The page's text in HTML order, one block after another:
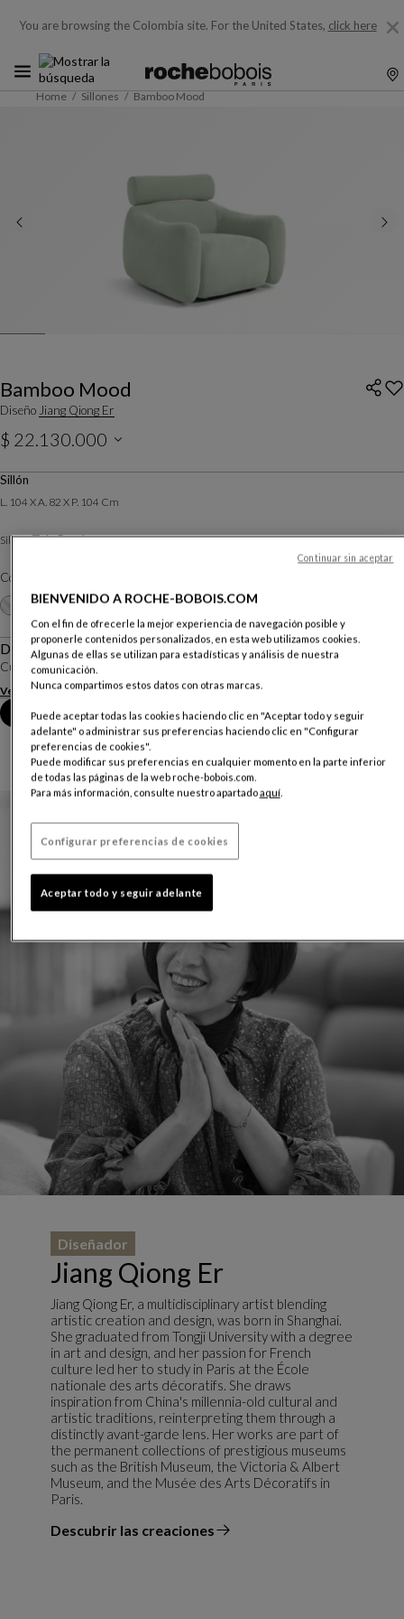
You are browsing the Colombia site. For the United States, click here
Home Sillones Bamboo Mood
Bamboo Mood
Diseño Jiang Qiong Er
$ 22.130.000
IVA incluido
Sillón
L. 104 X A. 82 X P. 104 Cm
Sillon :Tela Bamboo Otros materiales
Color :
+16
Descripción
Cuando el bambú se dobla y se adapta a todos las exigencias de la casa.
Ver más Descargar la ficha técnica
Reserva una cita en tienda
Jiang Qiong Er
Diseñador
Jiang Qiong Er, a multidisciplinary artist blending
artistic creation and design, was born in Shanghai.
She graduated from Tongji University with a degree
in art and design, and her passion for French
culture led her to study in Paris at the École
nationale des arts décoratifs. She draws
inspiration from China's millennia-old cultural and
artistic traditions, reinterpreting them through a
distinctly avant-garde lens. Her works are part of
the permanent collections of prestigious museums
such as the British Museum, the Victoria & Albert
Museum, and the Musée des Arts Décoratifs in
Paris.
Descubrir las creaciones
el diseñador
BIENVENIDO A ROCHE-BOBOIS.COM
Con el fin de ofrecerle la mejor experiencia de navegación posible y
proponerle contenidos personalizados, en esta web utilizamos cookies.
Algunas de ellas se utilizan para estadísticas y análisis de nuestra
comunicación.
Nunca compartimos estos datos con otras marcas.
Puede aceptar todas las cookies haciendo clic en "Aceptar todo y seguir
adelante" o administrar sus preferencias haciendo clic en "Configurar
preferencias de cookies".
Puede modificar sus preferencias en cualquier momento en la parte inferior
de todas las páginas de la web roche-bobois.com.
Para más información, consulte nuestro apartadoaquí.
Configurar preferencias de cookies
Aceptar todo y seguir adelante
Continuar sin aceptar